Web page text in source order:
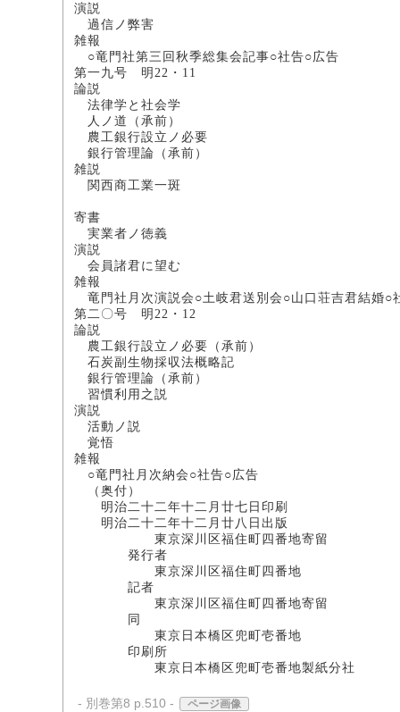
演説
過信ノ弊害
雑報
○竜門社第三回秋季総集会記事○社告○広告
第一九号 明22・11
論説
法律学と社会学 法
人ノ道（承前
農工銀行設立ノ必要
銀行管理論（承
雑説
関西商工業一
寄書
実業者ノ徳義 法
演説
会員諸君に望
雑報
竜門社月次演説会○土岐君送別会○山口荘吉君結婚○
第二〇号 明22・12
論説
農工銀行設立ノ必要（承前
石炭副生物採収法
銀行管理論（承
習慣利用之
演説
活動ノ説
覚悟 松
雑報
○竜門社月次納会○社告○広告
（奥付）
明治二十二年十二月廿七日印刷
明治二十二年十二月廿八日出版
東京深川区福住町四番地寄留
発行者
東京深川区福住町四番地
記者 渋
東京深川区福住町四番地寄留
同 斎藤
東京日本橋区兜町壱番地
印刷所
東京日本橋区兜町壱番地製紙分社
- 別巻第8 p.510 - ページ画像